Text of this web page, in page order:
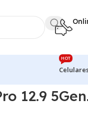
HOT
12.9